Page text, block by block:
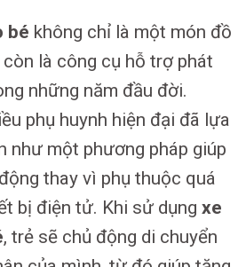
bé không chỉ là một món đồ
là công cụ hỗ trợ phát
những năm đầu đời.
phụ huynh hiện đại đã lựa
như một phương pháp giúp
thay vì phụ thuộc quá
bị điện tử. Khi sử dụng xe
, trẻ sẽ chủ động di chuyển